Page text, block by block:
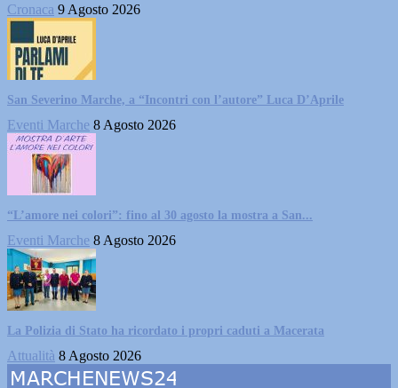
Cronaca 9 Agosto 2026
San Severino Marche, a “Incontri con l’autore” Luca D’Aprile
Eventi Marche 8 Agosto 2026
“L’amore nei colori”: fino al 30 agosto la mostra a San...
Eventi Marche 8 Agosto 2026
La Polizia di Stato ha ricordato i propri caduti a Macerata
Attualità 8 Agosto 2026